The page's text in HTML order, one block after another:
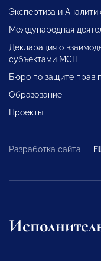
Экспертиза и
Международная
Декларация о
субъектами МСП
Бюро по защите прав
Образование
Проекты
Разработка сайта —